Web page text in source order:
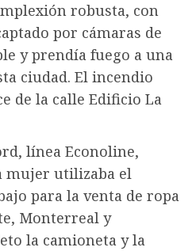
robusta, con
por cámaras de
y prendía fuego a una
ciudad. El incendio
de la calle Edificio La
línea Econoline,
mujer utilizaba el
para la venta de ropa
Monterreal y
la camioneta y la